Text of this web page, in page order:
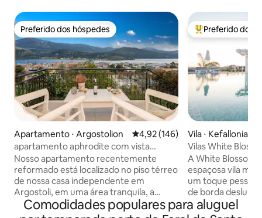
Preferido dos hóspedes
Preferido dos hóspedes
Apartamento ⋅ Argostolion 4,92 de uma avaliação média de
4,92 (146)
apartamento aphrodite com vista
maravilhosa para o mar
Nosso apartamento recentemente
reformado está localizado no piso térreo
de nossa casa independente em
Argostoli, em uma área tranquila, a
apenas 500 m da praça principal. É de 25
m2, tem uma pequena cozinha separada
Entre os
Preferido dos
Vila ⋅ Kefallonia
Vilas White
A White
espaçosa vila
um toque
de borda
o golfo Trapezaki
Deslumbrante
Comodidades populares para aluguel